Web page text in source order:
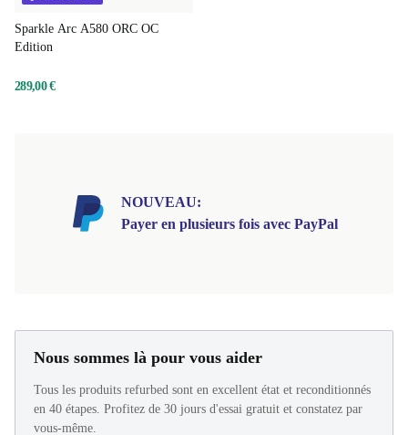
Quantité limitée
NOUVEAU:
Nous sommes là pour vous aider
Tous les produits refurbed sont en excellent état et reconditionnés